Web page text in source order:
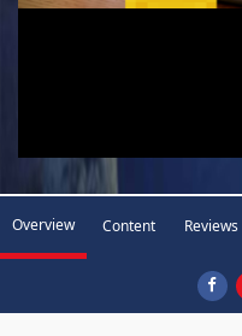
Overview Content Reviews